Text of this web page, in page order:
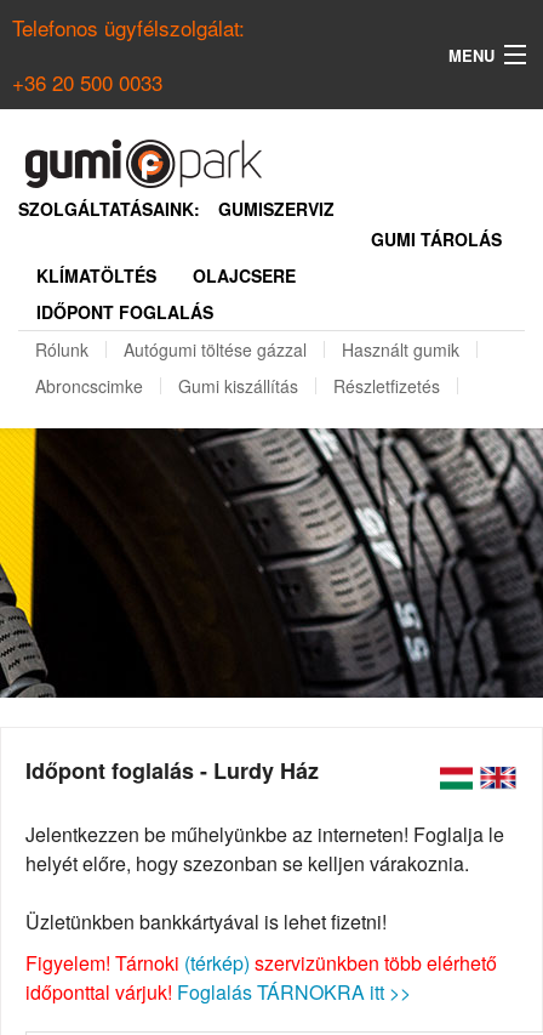
Telefonos ügyfélszolgálat:
+36 20 500 0033
MENU
NYÁRI GUMI KERESŐ
REGISZTRÁCIÓ
SZOLGÁLTATÁSAINK:
GUMISZERVIZ
GUMI TÁROLÁS
KLÍMATÖLTÉS
OLAJCSERE
IDŐPONT FOGLALÁS
Rólunk
Autógumi töltése gázzal
Használt gumik
Abroncscimke
Gumi kiszállítás Részletfizetés
Időpont foglalás - Lurdy Ház
Jelentkezzen be műhelyünkbe az interneten! Foglalja le
helyét előre, hogy szezonban se kelljen várakoznia.
Üzletünkben bankkártyával is lehet fizetni!
Figyelem! Tárnoki (térkép) szervizünkben több elérhető
időponttal várjuk! Foglalás TÁRNOKRA itt >>